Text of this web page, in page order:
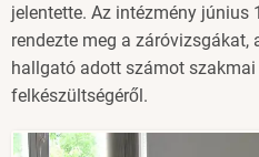
jelentette. Az intézmény június
rendezte meg a záróvizsgákat,
hallgató adott számot szakmai
felkészültségéről.
Image